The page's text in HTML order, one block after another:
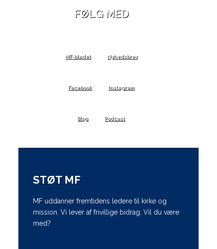
FØLG MED
MF-bladet Nyhedsbrev
Facebook Instagram
Blog Podcast
STØT MF
MF uddanner fremtidens ledere til kirke og
mission. Vi lever af frivillige bidrag. Vil du være
med?